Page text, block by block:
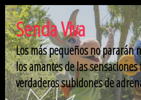
Senda Viva
Los más pequeños no pararán
los amantes de las
verdaderos subidones de